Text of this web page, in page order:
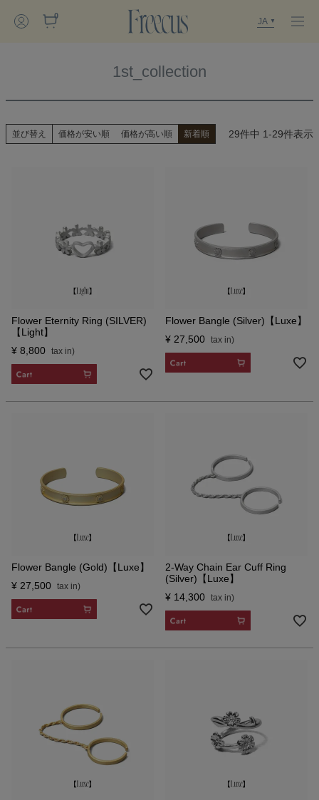
0
JA
1st_collection
並び替え 価格が安い順 価格が高い順 新着順 29件中 1-29件表示
Flower Eternity Ring (SILVER)
【Light】
¥ 8,800
Flower Bangle (Silver)【Luxe】
¥ 27,500
Flower Bangle (Gold)【Luxe】
¥ 27,500
2-Way Chain Ear Cuff Ring
(Silver)【Luxe】
¥ 14,300